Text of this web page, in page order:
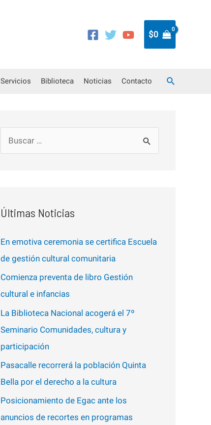
$0
Servicios Biblioteca Noticias Contacto Buscar
u
rÚltimas Noticias
En emotiva ceremonia se certifica Escuela
de gestión cultural comunitaria
Comienza preventa de libro Gestión
cultural e infancias
La Biblioteca Nacional acogerá el 7º
Seminario Comunidades, cultura y
participación
Pasacalle recorrerá la población Quinta
Bella por el derecho a la cultura
Posicionamiento de Egac ante los
anuncios de recortes en programas